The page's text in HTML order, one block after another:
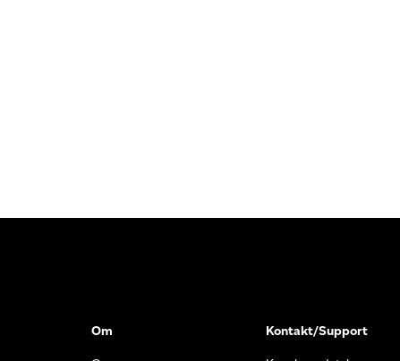
Om Kontakt/Support